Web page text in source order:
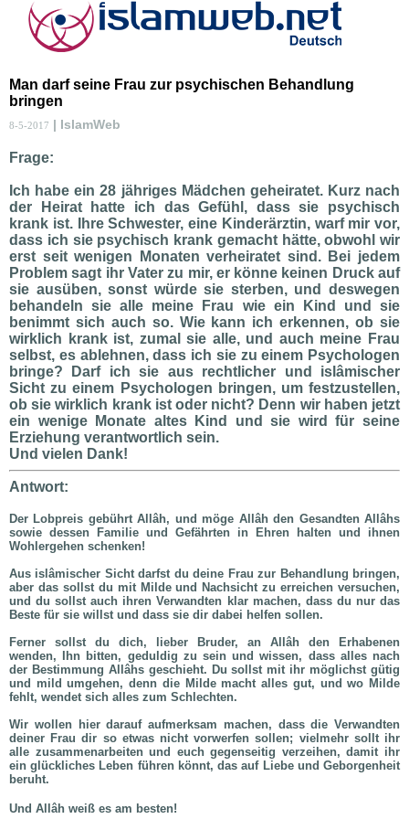
Man darf seine Frau zur psychischen Behandlung
bringen
8-5-2017 | IslamWeb
Frage:
Ich habe ein 28 jähriges Mädchen geheiratet. Kurz nach
der Heirat hatte ich das Gefühl, dass sie psychisch
krank ist. Ihre Schwester, eine Kinderärztin, warf mir vor,
dass ich sie psychisch krank gemacht hätte, obwohl wir
erst seit wenigen Monaten verheiratet sind. Bei jedem
Problem sagt ihr Vater zu mir, er könne keinen Druck auf
sie ausüben, sonst würde sie sterben, und deswegen
behandeln sie alle meine Frau wie ein Kind und sie
benimmt sich auch so. Wie kann ich erkennen, ob sie
wirklich krank ist, zumal sie alle, und auch meine Frau
selbst, es ablehnen, dass ich sie zu einem Psychologen
bringe? Darf ich sie aus rechtlicher und islâmischer
Sicht zu einem Psychologen bringen, um festzustellen,
ob sie wirklich krank ist oder nicht? Denn wir haben jetzt
ein wenige Monate altes Kind und sie wird für seine
Erziehung verantwortlich sein.
Und vielen Dank!
Antwort:
Der Lobpreis gebührt Allâh, und möge Allâh den Gesandten Allâhs
sowie dessen Familie und Gefährten in Ehren halten und ihnen
Wohlergehen schenken!
Aus islâmischer Sicht darfst du deine Frau zur Behandlung bringen,
aber das sollst du mit Milde und Nachsicht zu erreichen versuchen,
und du sollst auch ihren Verwandten klar machen, dass du nur das
Beste für sie willst und dass sie dir dabei helfen sollen.
Ferner sollst du dich, lieber Bruder, an Allâh den Erhabenen
wenden, Ihn bitten, geduldig zu sein und wissen, dass alles nach
der Bestimmung Allâhs geschieht. Du sollst mit ihr möglichst gütig
und mild umgehen, denn die Milde macht alles gut, und wo Milde
fehlt, wendet sich alles zum Schlechten.
Wir wollen hier darauf aufmerksam machen, dass die Verwandten
deiner Frau dir so etwas nicht vorwerfen sollen; vielmehr sollt ihr
alle zusammenarbeiten und euch gegenseitig verzeihen, damit ihr
ein glückliches Leben führen könnt, das auf Liebe und Geborgenheit
beruht.
Und Allâh weiß es am besten!